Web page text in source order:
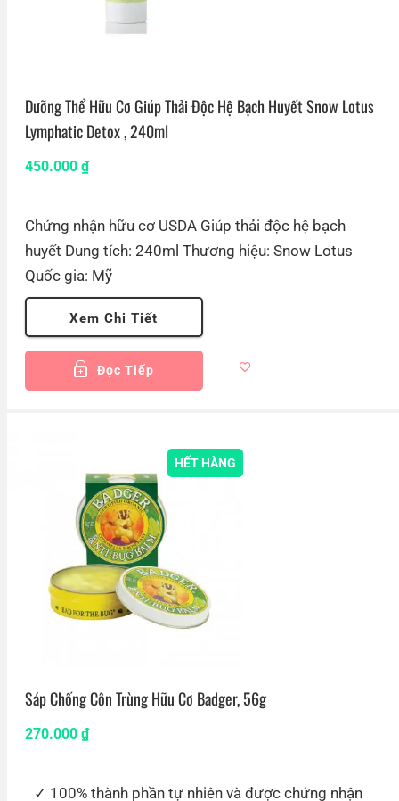
Dưỡng Thể Hữu Cơ Giúp Thải Độc Hệ Bạch Huyết Snow Lotus
Lymphatic Detox , 240ml
450.000 ₫
Chứng nhận hữu cơ USDA Giúp thải độc hệ bạch
huyết Dung tích: 240ml Thương hiệu: Snow Lotus
Quốc gia: Mỹ
Xem Chi Tiết
Đọc Tiếp
HẾT HÀNG
Sáp Chống Côn Trùng Hữu Cơ Badger, 56g
270.000 ₫
100% thành phần tự nhiên và được chứng nhận